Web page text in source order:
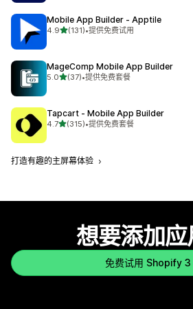
Mobile App Builder ‑ Apptile
4.9星（满分 5 星）
(131)
总共 131 条评论
•提供免费试用
MageComp Mobile App Builder
5.0星（满分 5 星）
(37)
总共 37 条评论
•提供免费套餐
Tapcart ‑ Mobile App Builder
4.7星（满分 5 星）
(315)
总共 315 条评论
•提供免费套餐
打造有趣的主屏幕体验
想要添加应
免费试用 Shopify 3